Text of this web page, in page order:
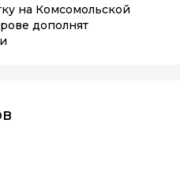
на Комсомольской
дополнят